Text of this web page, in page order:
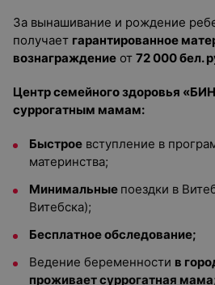
За вынашивание и рождение
получает гарантированное
вознаграждение от 72 000 бел.
Центр семейного здоровья
суррогатным мамам:
Быстрое вступление в
материнства;
Минимальные поездки в
Витебска);
Бесплатное обследование;
Ведение беременности в
проживает суррогатная мама;